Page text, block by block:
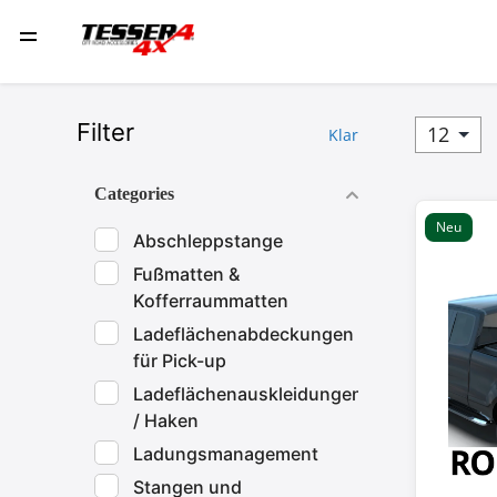
Filter Klar
Categories
Abschleppstange
Fußmatten &
Kofferraummatten
Ladeflächenabdeckungen
für Pick-up
Ladeflächenauskleidungen
/ Haken
Ladungsmanagement
Stangen und
Neu